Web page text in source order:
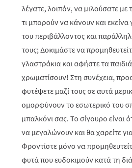
λέγατε, λοιπόν, να μιλούσατε με
τι μπορούν να κάνουν και
του περιβάλλοντος και
τους; Δοκιμάστε να
γλαστράκια και αφήστε τα
χρωματίσουν! Στη συνέχεια,
φυτέψετε μαζί τους σε αυτά
ομορφύνουν το εσωτερικό του
μπαλκόνι σας. Το σίγουρο είναι
να μεγαλώνουν και θα χαρείτε
Φροντίστε μόνο να
φυτά που ευδοκιμούν κατά τη